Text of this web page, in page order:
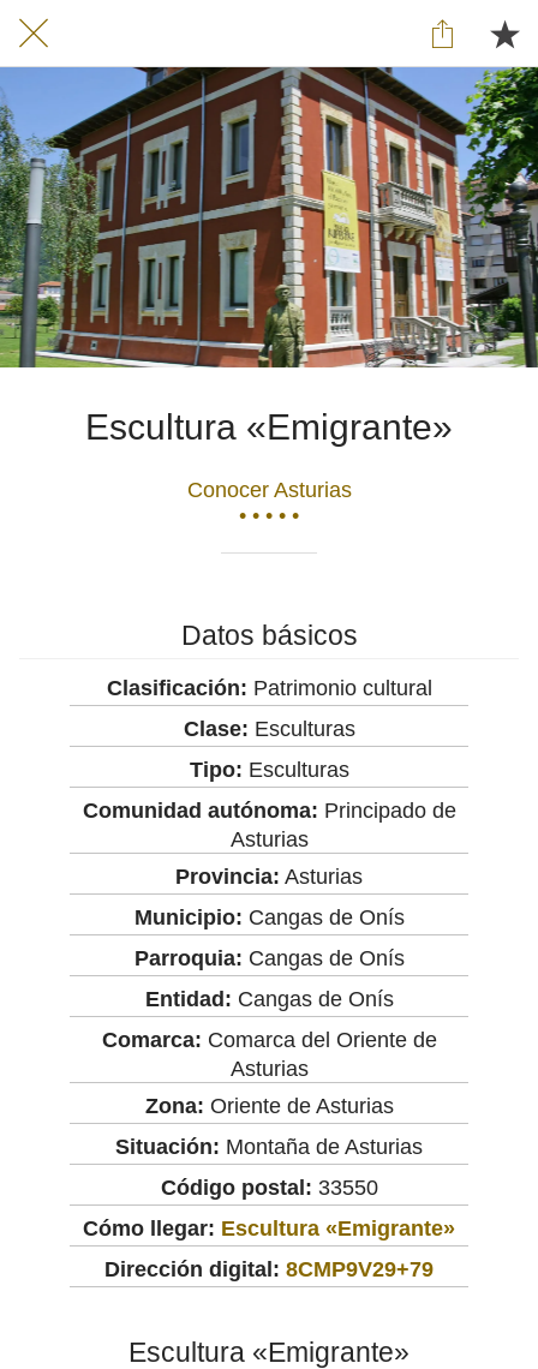
Escultura «Emigrante»
Conocer Asturias
• • • • •
Datos básicos
Clasificación: Patrimonio cultural
Clase: Esculturas
Tipo: Esculturas
Comunidad autónoma: Principado de
Asturias
Provincia: Asturias
Municipio: Cangas de Onís
Parroquia: Cangas de Onís
Entidad: Cangas de Onís
Comarca: Comarca del Oriente de
Asturias
Zona: Oriente de Asturias
Situación: Montaña de Asturias
Código postal: 33550
Cómo llegar: Escultura «Emigrante»
Dirección digital: 8CMP9V29+79
Escultura «Emigrante»